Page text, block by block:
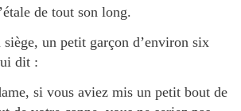
de tout son long.
siège, un petit garçon d’environ six
dit :
si vous aviez mis un petit bout de